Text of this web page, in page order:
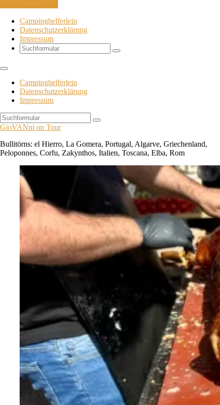
Campinghelferlein
Datenschutzerklärung
Impressum
Search
Campinghelferlein
Datenschutzerklärung
Impressum
Search
GioVANni on Tour
Bullitörns: el Hierro, La Gomera, Portugal, Algarve, Griechenland,
Peloponnes, Corfu, Zakynthos, Italien, Toscana, Elba, Rom